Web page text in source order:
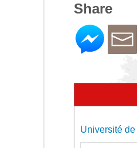
Share
Université